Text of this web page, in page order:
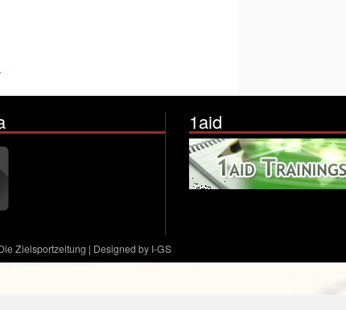
1aid
Zielsportzeitung | Designed by I-GS